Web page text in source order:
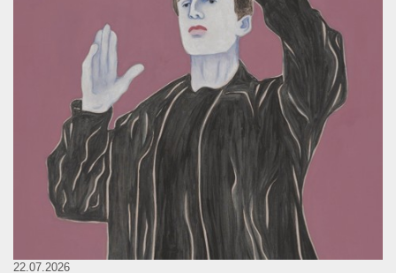
22.07.2026